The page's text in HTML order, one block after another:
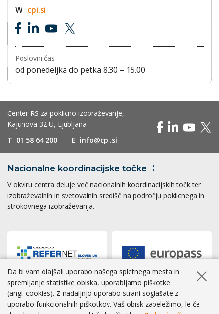
W cpi.si
Poslovni čas
od ponedeljka do petka 8.30 – 15.00
Center RS za poklicno izobraževanje,
Kajuhova 32 U, Ljubljana
T 01 58 64 200 E info@cpi.si
Nacionalne koordinacijske točke
V okviru centra deluje več nacionalnih koordinacijskih točk ter
izobraževalnih in svetovalnih središč na področju poklicnega in
strokovnega izobraževanja.
Dostopnost|Zasebnost|Piškotki
Skrij
Da bi vam olajšali uporabo našega spletnega mesta in
spremljanje statistike obiska, uporabljamo piškotke
(angl. cookies). Z nadaljnjo uporabo strani soglašate z
uporabo funkcionalnih piškotkov. Vaš obisk zabeležimo, le če